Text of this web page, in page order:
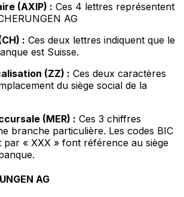
(AXIP) : Ces 4 lettres représentent
AG
: Ces deux lettres indiquent que le
est Suisse.
(ZZ) : Ces deux caractères
du siège social de la
(MER) : Ces 3 chiffres
branche particulière. Les codes BIC
par « XXX » font référence au siège
AG